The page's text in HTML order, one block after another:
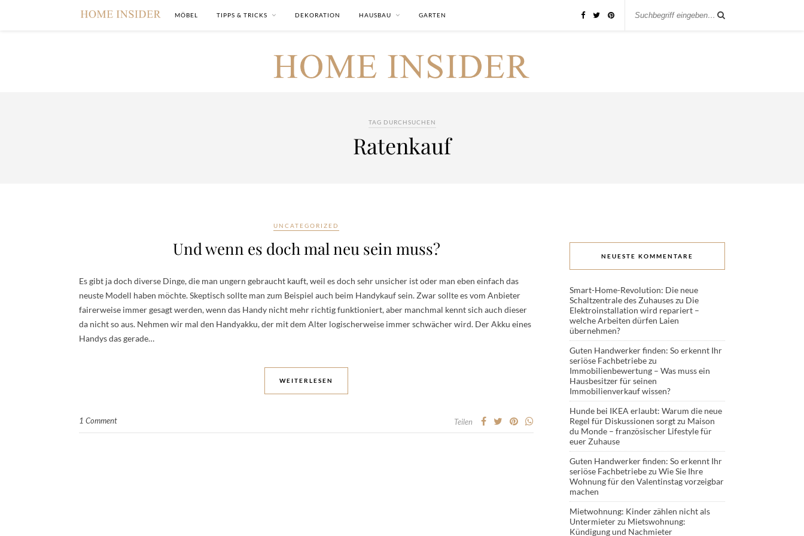
MÖBEL TIPPS & TRICKS DEKORATION HAUSBAU GARTEN
TAG DURCHSUCHEN
Ratenkauf
UNCATEGORIZED
Und wenn es doch mal neu sein muss?
Es gibt ja doch diverse Dinge, die man ungern gebraucht kauft, weil es doch sehr unsicher ist oder man eben einfach das
neuste Modell haben möchte. Skeptisch sollte man zum Beispiel auch beim Handykauf sein. Zwar sollte es vom Anbieter
fairerweise immer gesagt werden, wenn das Handy nicht mehr richtig funktioniert, aber manchmal kennt sich auch dieser
da nicht so aus. Nehmen wir mal den Handyakku, der mit dem Alter logischerweise immer schwächer wird. Der Akku eines
Handys das gerade…
WEITERLESEN
1 Comment Teilen
NEUESTE KOMMENTARE
Smart-Home-Revolution: Die neue
Schaltzentrale des Zuhauseszu Die
Elektroinstallation wird repariert –
welche Arbeiten dürfen Laien
übernehmen?
Guten Handwerker finden: So erkennt Ihr
seriöse Fachbetriebezu
Immobilienbewertung – Was muss ein
Hausbesitzer für seinen
Immobilienverkauf wissen?
Hunde bei IKEA erlaubt: Warum die neue
Regel für Diskussionen sorgtzu Maison
du Monde – französischer Lifestyle für
euer Zuhause
Guten Handwerker finden: So erkennt Ihr
seriöse Fachbetriebezu Wie Sie Ihre
Wohnung für den Valentinstag vorzeigbar
machen
Mietwohnung: Kinder zählen nicht als
Untermieterzu Mietswohnung:
Kündigung und Nachmieter